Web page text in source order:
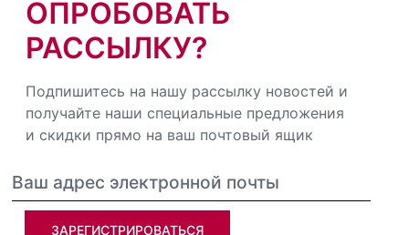
ОПРОБОВАТЬ
РАССЫЛКУ?
Подпишитесь на нашу рассылку новостей и
получайте наши специальные предложения
и скидки прямо на ваш почтовый ящик
ЗАРЕГИСТРИРОВАТЬСЯ